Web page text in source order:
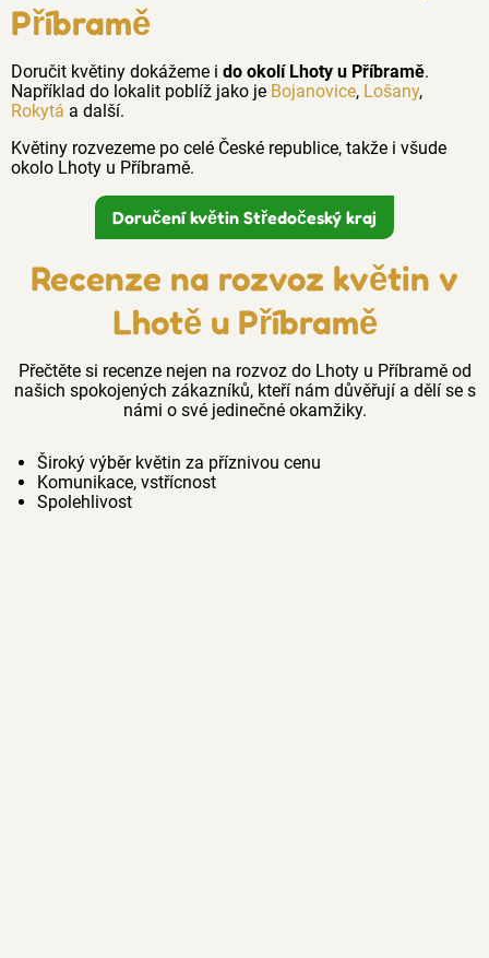
Příbramě
Doručit květiny dokážeme i do okolí Lhoty u Příbramě.
Například do lokalit poblíž jako je Bojanovice, Lošany,
Rokytá a další.
Květiny rozvezeme po celé České republice, takže i všude
okolo Lhoty u Příbramě.
Doručení květin Středočeský kraj
Recenze na rozvoz květin v
Lhotě u Příbramě
Přečtěte si recenze nejen na rozvoz do Lhoty u Příbramě od
našich spokojených zákazníků, kteří nám důvěřují a dělí se s
námi o své jedinečné okamžiky.
Široký výběr květin za příznivou cenu
Komunikace, vstřícnost
Spolehlivost